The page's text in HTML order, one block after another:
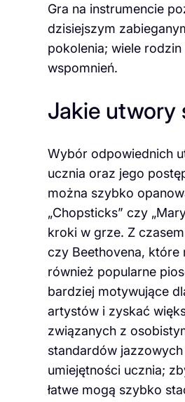
Gra na instrumencie
dzisiejszym
pokolenia; wiele
wspomnień.
Jakie utwory
Wybór odpowiednich
ucznia oraz jego
można szybko
„Chopsticks” czy
kroki w grze. Z
czy Beethovena, które
również popularne
bardziej motywujące
artystów i zyskać
związanych z
standardów
umiejętności ucznia;
łatwe mogą szybko